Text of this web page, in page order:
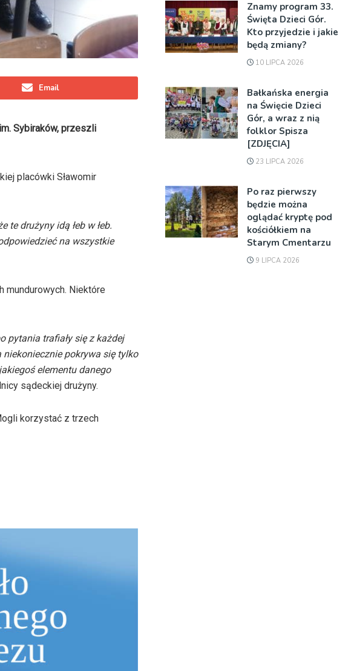
Email
Sybiraków, przeszli
placówki Sławomir
te drużyny idą łeb w łeb.
na wszystkie
mundurowych. Niektóre
pytania trafiały się z każdej
pokrywa się tylko
elementu danego
sądeckiej drużyny.
korzystać z trzech
Znamy program 33.
Święta Dzieci Gór.
Kto przyjedzie i jakie
będą zmiany?
10 LIPCA 2026
Bałkańska energia
na Święcie Dzieci
Gór, a wraz z nią
folklor Spisza
[ZDJĘCIA]
23 LIPCA 2026
Po raz pierwszy
będzie można
oglądać kryptę pod
kościółkiem na
Starym Cmentarzu
9 LIPCA 2026